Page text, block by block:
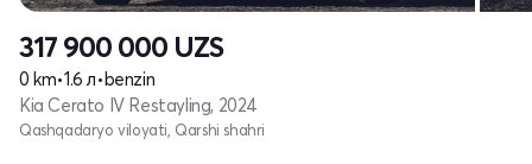
317 900 000 UZS
0 km•1.6 л•benzin
Kia Cerato IV Restayling, 2024
Qashqadaryo viloyati, Qarshi shahri